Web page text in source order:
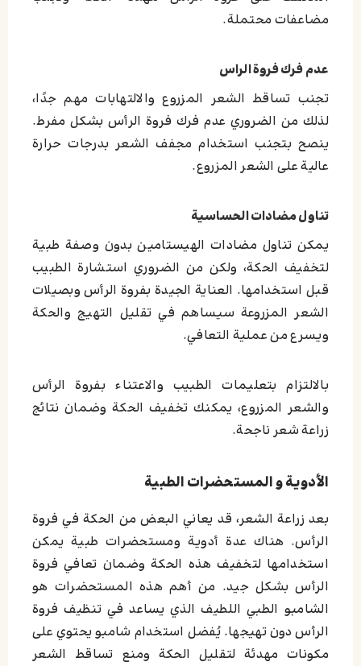
مضاعفات محتملة.
عدم فرك فروة الراس
تجنب تساقط الشعر المزروع والالتهابات مهم جدًا،
لذلك من الضروري عدم فرك فروة الرأس بشكل مفرط.
ينصح بتجنب استخدام مجفف الشعر بدرجات حرارة
عالية على الشعر المزروع.
تناول مضادات الحساسية
يمكن تناول مضادات الهيستامين بدون وصفة طبية
لتخفيف الحكة، ولكن من الضروري استشارة الطبيب
قبل استخدامها. العناية الجيدة بفروة الرأس وبصيلات
الشعر المزروعة سيساهم في تقليل التهيج والحكة
ويسرع من عملية التعافي.
بالالتزام بتعليمات الطبيب والاعتناء بفروة الرأس
والشعر المزروع، يمكنك تخفيف الحكة وضمان نتائج
زراعة شعر ناجحة.
الأدویة و المستحضرات الطبیة
بعد زراعة الشعر، قد يعاني البعض من الحكة في فروة
الرأس. هناك عدة أدوية ومستحضرات طبية يمكن
استخدامها لتخفيف هذه الحكة وضمان تعافي فروة
الرأس بشكل جيد. من أهم هذه المستحضرات هو
الشامبو الطبي اللطيف الذي يساعد في تنظيف فروة
الرأس دون تهيجها. يُفضل استخدام شامبو يحتوي على
مكونات مهدئة لتقليل الحكة ومنع تساقط الشعر